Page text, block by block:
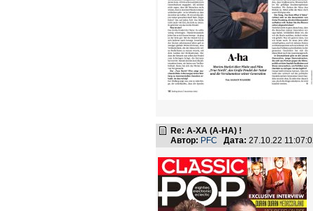
Re: А-ХА (A-HA) !
Автор: PFC Дата: 27.10.22